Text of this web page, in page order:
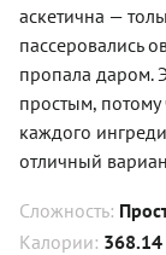
аскетична —
пассеровались
пропала даром.
простым, потому
каждого
отличный
Сложность:
Калории: